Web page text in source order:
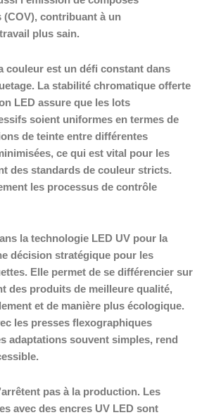
contribuant à un
plus sain.
couleur est un défi constant dans
La stabilité chromatique offerte
LED assure que les lots
soient uniformes en termes de
de teinte entre différentes
ce qui est vital pour les
des standards de couleur stricts.
les processus de contrôle
la technologie LED UV pour la
décision stratégique pour les
Elle permet de se différencier sur
des produits de meilleure qualité,
et de manière plus écologique.
les presses flexographiques
adaptations souvent simples, rend
pas à la production. Les
avec des encres UV LED sont